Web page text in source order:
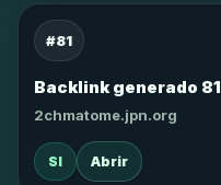
#81
Backlink generado 81
2chmatome.jpn.org
SI Abrir